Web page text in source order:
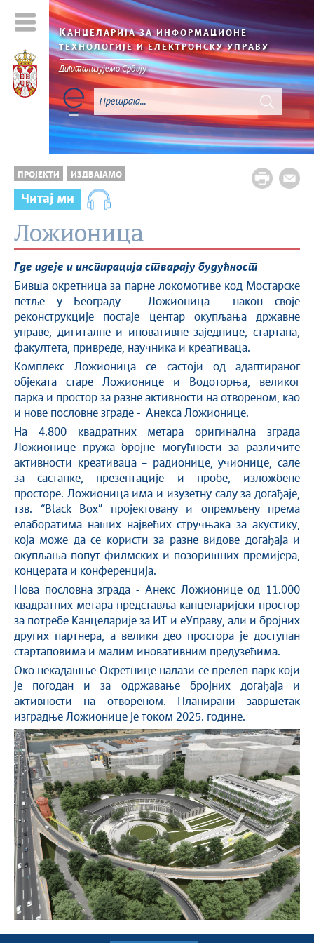
КАНЦЕЛАРИЈА ЗА ИНФОРМАЦИОНЕ
ТЕХНОЛОГИЈЕ И ЕЛЕКТРОНСКУ УПРАВУ
Дигитализујемо Србију
ПРОЈЕКТИ ИЗДВАЈАМО
Читај ми
Ложионица
Где идеје и инспирација стварају будућност
Бивша окретница за парне локомотиве код Мостарске
петље у Београду - Ложионица након своје
реконструкције постаје центар окупљања државне
управе, дигиталне и иновативне заједнице, стартапа,
факултета, привреде, научника и креативаца.
Комплекс Ложионица се састоји од адаптираног
објеката старе Ложионице и Водоторња, великог
парка и простор за разне активности на отвореном, као
и нове пословне зграде - Анекса Ложионице.
На 4.800 квадратних метара оригиналнa зграда
Ложионице пружа бројне могућности за различите
активности креативаца – радионице, учионице, сале
за састанке, презентације и пробе, изложбене
просторе. Ложионица има и изузетну салу за догађаје,
тзв. “Black Box” пројектовану и опремљену према
елаборатима наших највећих стручњака за акустику,
која може да се користи за разне видове догађаја и
окупљања попут филмских и позоришних премијера,
концерата и конференција.
Нова пословна зграда - Анекс Ложионице од 11.000
квадратних метара представља канцеларијски простор
за потребе Канцеларије за ИТ и еУправу, али и бројних
других партнера, а велики део простора је доступан
стартаповима и малим иновативним предузећима.
Око некадашње Окретнице налази се прелеп парк који
је погодан и за одржавање бројних догађаја и
активности на отвореном. Планирани завршетак
изградње Ложионице је током 2025. године.